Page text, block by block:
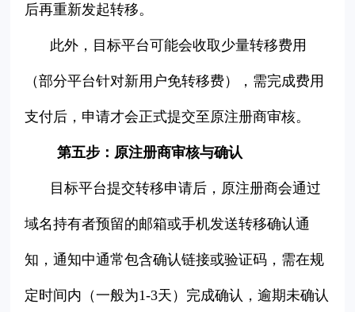
后再重新发起转移。
此外，目标平台可能会收取少量转移费用
（部分平台针对新用户免转移费），需完成费用
支付后，申请才会正式提交至原注册商审核。
第五步：原注册商审核与确认
目标平台提交转移申请后，原注册商会通过
域名持有者预留的邮箱或手机发送转移确认通
知，通知中通常包含确认链接或验证码，需在规
定时间内（一般为1-3天）完成确认，逾期未确认